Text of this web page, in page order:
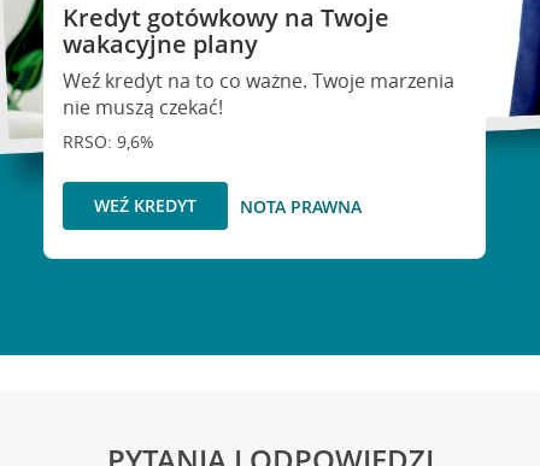
Kredyt gotówkowy na Twoje
wakacyjne plany
Weź kredyt na to co ważne. Twoje marzenia
nie muszą czekać!
RRSO: 9,6%
WEŹ KREDYT NOTA PRAWNA